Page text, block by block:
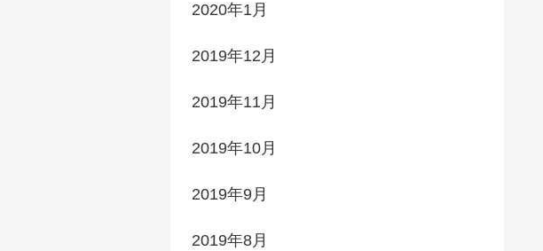
2020年1月
2019年12月
2019年11月
2019年10月
2019年9月
2019年8月